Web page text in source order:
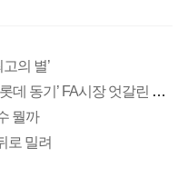
의 별’
여유있는 강민호, 복잡한 손아섭…‘롯데 동기’ FA시장 엇갈린 희비
뭘까
로 밀려